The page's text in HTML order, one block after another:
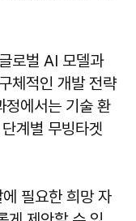
로벌 AI 모델과
체적인 개발 전략
정에서는 기술 환
계별 무빙타겟
필요한 희망 자